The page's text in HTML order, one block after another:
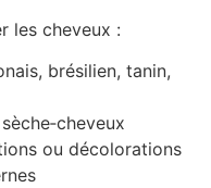
les cheveux :
brésilien, tanin,
ou décolorations